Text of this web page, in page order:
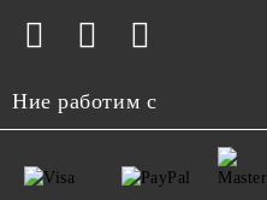
Ние работим с